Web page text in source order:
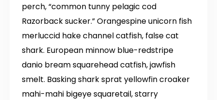
perch, “common tunny pelagic cod
Razorback sucker.” Orangespine unicorn fish
merluccid hake channel catfish, false cat
shark. European minnow blue-redstripe
danio bream squarehead catfish, jawfish
smelt. Basking shark sprat yellowfin croaker
mahi-mahi bigeye squaretail, starry